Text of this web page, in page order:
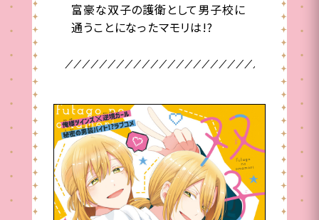
富豪な双子の護衛として男子校に
通うことになったマモリは!?